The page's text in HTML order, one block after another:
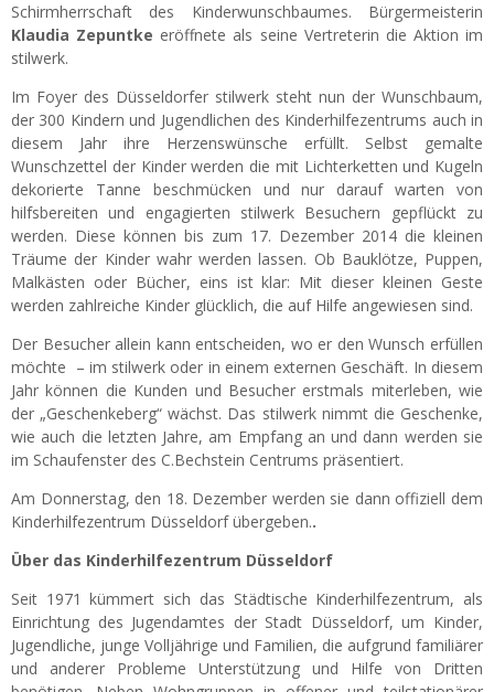
Schirmherrschaft des Kinderwunschbaumes. Bürgermeisterin
Klaudia Zepuntke eröffnete als seine Vertreterin die Aktion im
stilwerk.
Im Foyer des Düsseldorfer stilwerk steht nun der Wunschbaum,
der 300 Kindern und Jugendlichen des Kinderhilfezentrums auch in
diesem Jahr ihre Herzenswünsche erfüllt. Selbst gemalte
Wunschzettel der Kinder werden die mit Lichterketten und Kugeln
dekorierte Tanne beschmücken und nur darauf warten von
hilfsbereiten und engagierten stilwerk Besuchern gepflückt zu
werden. Diese können bis zum 17. Dezember 2014 die kleinen
Träume der Kinder wahr werden lassen. Ob Bauklötze, Puppen,
Malkästen oder Bücher, eins ist klar: Mit dieser kleinen Geste
werden zahlreiche Kinder glücklich, die auf Hilfe angewiesen sind.
Der Besucher allein kann entscheiden, wo er den Wunsch erfüllen
möchte – im stilwerk oder in einem externen Geschäft. In diesem
Jahr können die Kunden und Besucher erstmals miterleben, wie
der „Geschenkeberg“ wächst. Das stilwerk nimmt die Geschenke,
wie auch die letzten Jahre, am Empfang an und dann werden sie
im Schaufenster des C.Bechstein Centrums präsentiert.
Am Donnerstag, den 18. Dezember werden sie dann offiziell dem
Kinderhilfezentrum Düsseldorf übergeben..
Über das Kinderhilfezentrum Düsseldorf
Seit 1971 kümmert sich das Städtische Kinderhilfezentrum, als
Einrichtung des Jugendamtes der Stadt Düsseldorf, um Kinder,
Jugendliche, junge Volljährige und Familien, die aufgrund familiärer
und anderer Probleme Unterstützung und Hilfe von Dritten